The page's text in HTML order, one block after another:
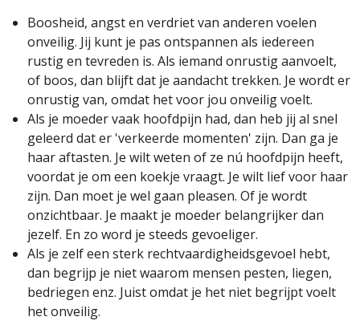
Boosheid, angst en verdriet van anderen voelen
onveilig. Jij kunt je pas ontspannen als iedereen
rustig en tevreden is. Als iemand onrustig aanvoelt,
of boos, dan blijft dat je aandacht trekken. Je wordt er
onrustig van, omdat het voor jou onveilig voelt.
Als je moeder vaak hoofdpijn had, dan heb jij al snel
geleerd dat er 'verkeerde momenten' zijn. Dan ga je
haar aftasten. Je wilt weten of ze nú hoofdpijn heeft,
voordat je om een koekje vraagt. Je wilt lief voor haar
zijn. Dan moet je wel gaan pleasen. Of je wordt
onzichtbaar. Je maakt je moeder belangrijker dan
jezelf. En zo word je steeds gevoeliger.
Als je zelf een sterk rechtvaardigheidsgevoel hebt,
dan begrijp je niet waarom mensen pesten, liegen,
bedriegen enz. Juist omdat je het niet begrijpt voelt
het onveilig.